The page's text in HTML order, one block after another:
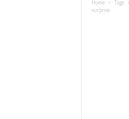
Home Tags
surprise